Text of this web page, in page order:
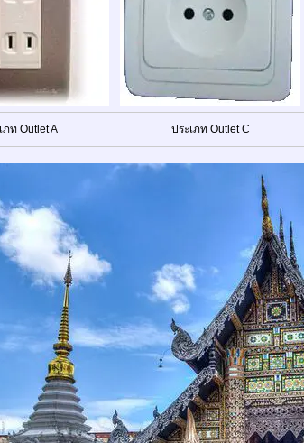
ภท Outlet A ประเภท Outlet C